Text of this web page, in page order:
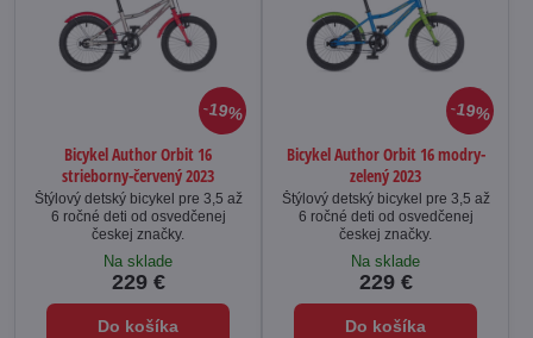
19%
Bicykel Author Orbit 16
strieborny-červený 2023
Štýlový detský bicykel pre 3,5 až
6 ročné deti od osvedčenej
českej značky.
Na sklade
229 €
Do košíka
19%
Bicykel Author Orbit 16 modry-
zelený 2023
Štýlový detský bicykel pre 3,5 až
6 ročné deti od osvedčenej
českej značky.
Na sklade
229 €
Do košíka